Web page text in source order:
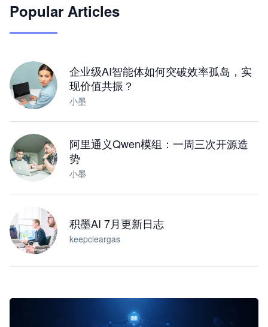
JimoClaw 桌面 AI Agent 工作台
Popular Articles
企业级AI智能体如何突破效率孤岛，实
现价值共振？
小墨
阿里通义Qwen模组：一周三次开源造
势
小墨
积墨AI 7月更新日志
keepcleargas